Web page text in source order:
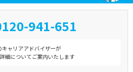
941-651
キャリアアドバイザーが
細についてご案内いたします